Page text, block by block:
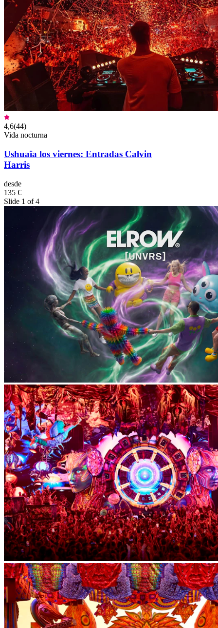
4,6(44)
Vida nocturna
Ushuaïa los viernes: Entradas Calvin
Harris
desde
135 €
Slide 1 of 4